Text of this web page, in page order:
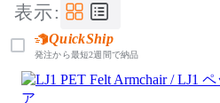
表示:
QuickShip
発注から最短2週間で納品